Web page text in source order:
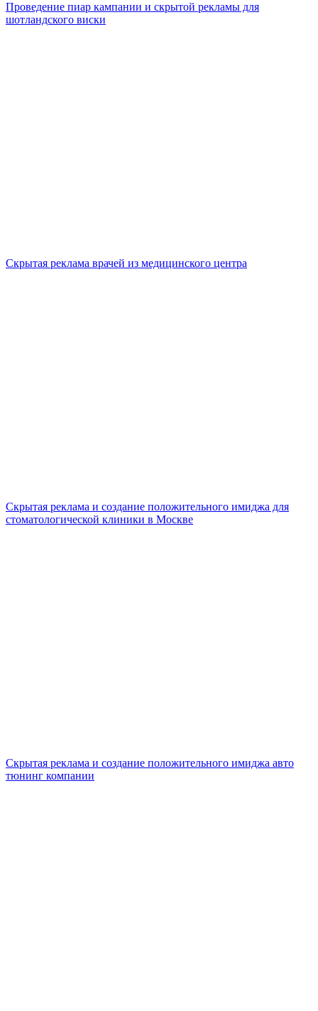
Проведение пиар кампании и скрытой рекламы для
шотландского виски
Скрытая реклама врачей из медицинского центра
Скрытая реклама и создание положительного имиджа для
стоматологической клиники в Москве
Скрытая реклама и создание положительного имиджа авто
тюнинг компании